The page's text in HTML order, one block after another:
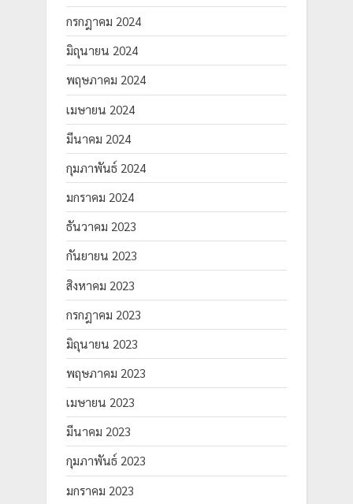
กรกฎาคม 2024
มิถุนายน 2024
พฤษภาคม 2024
เมษายน 2024
มีนาคม 2024
กุมภาพันธ์ 2024
มกราคม 2024
ธันวาคม 2023
กันยายน 2023
สิงหาคม 2023
กรกฎาคม 2023
มิถุนายน 2023
พฤษภาคม 2023
เมษายน 2023
มีนาคม 2023
กุมภาพันธ์ 2023
มกราคม 2023